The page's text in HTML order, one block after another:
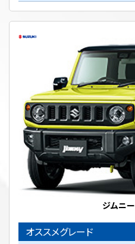
ジムニー
オススメグレード